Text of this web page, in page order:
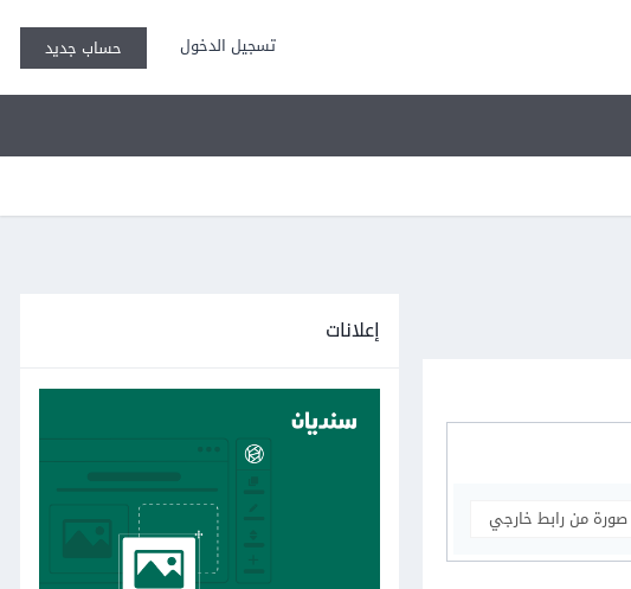
تسجيل الدخول حساب جديد
من رابط خارجي
إعلانات